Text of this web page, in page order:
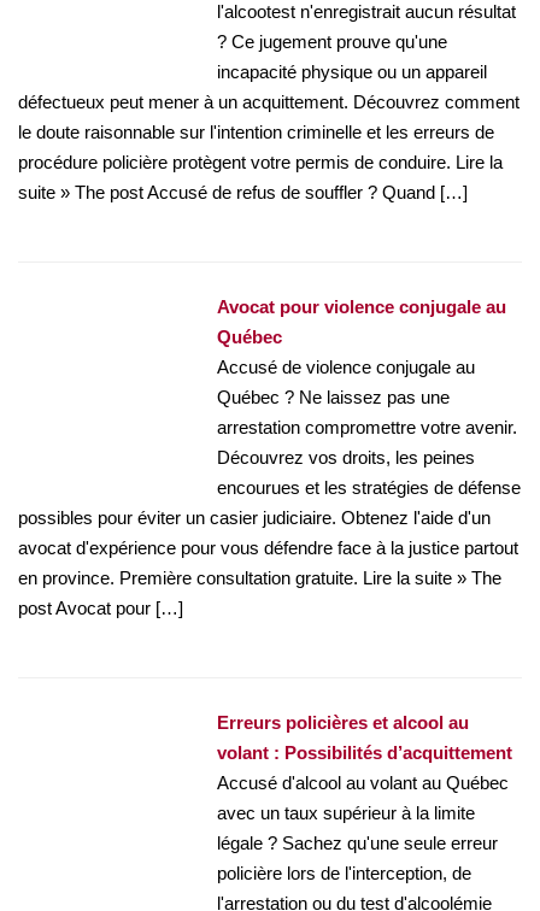
l'alcootest n'enregistrait aucun résultat
? Ce jugement prouve qu'une
incapacité physique ou un appareil
défectueux peut mener à un acquittement. Découvrez comment
le doute raisonnable sur l'intention criminelle et les erreurs de
procédure policière protègent votre permis de conduire. Lire la
suite » The post Accusé de refus de souffler ? Quand […]
Avocat pour violence conjugale au
Québec
Accusé de violence conjugale au
Québec ? Ne laissez pas une
arrestation compromettre votre avenir.
Découvrez vos droits, les peines
encourues et les stratégies de défense
possibles pour éviter un casier judiciaire. Obtenez l'aide d'un
avocat d'expérience pour vous défendre face à la justice partout
en province. Première consultation gratuite. Lire la suite » The
post Avocat pour […]
Erreurs policières et alcool au
volant : Possibilités d’acquittement
Accusé d'alcool au volant au Québec
avec un taux supérieur à la limite
légale ? Sachez qu'une seule erreur
policière lors de l'interception, de
l'arrestation ou du test d'alcoolémie